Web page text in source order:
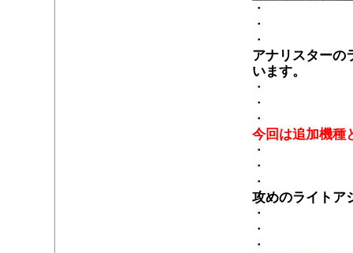
・
・
・
アナリスターの
います。
・
・
・
今回は追加機種
・
・
・
攻めのライトア
・
・
・